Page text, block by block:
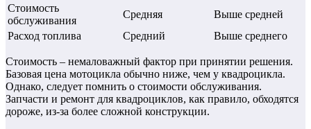
Стоимость
обслуживания
Средняя
Выше средней
Расход топлива
Средний Выше среднего
Стоимость – немаловажный фактор при принятии решения.
Базовая цена мотоцикла обычно ниже, чем у квадроцикла.
Однако, следует помнить о стоимости обслуживания.
Запчасти и ремонт для квадроциклов, как правило, обходятся
дороже, из-за более сложной конструкции.